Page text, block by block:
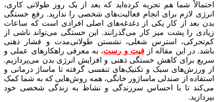
احتمالاً شما هم تجربه کرده‌اید که بعد از یک روز طولانی کاری،
انرژی لازم برای انجام فعالیت‌های شخصی را ندارید. رفع خستگی
بدن بعد از کار یکی از دغدغه‌های اصلی افرادی است که ساعات
زیادی را پشت میز کار می‌گذرانند. این خستگی می‌تواند ناشی از
کم‌تحرکی، استرس شغلی، نشستن طولانی‌مدت و فشار ذهنی
باشد. در این مقاله ازفیت و رست، به معرفی راهکارهای عملی و
سریع برای کاهش خستگی ذهنی و افزایش انرژی بدن می‌پردازیم.
از ورزش‌های سبک و تکنیک‌های تنفسی گرفته تا ماساژ درمانی و
استفاده از صندلی ماساژور خانگی، همه روش‌هایی که به شما کمک
می‌کند تا با احساس سرزندگی و نشاط به زندگی شخصی خود
بپردازید.